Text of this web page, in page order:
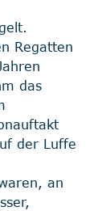
Regatten
das
der Luffe
an